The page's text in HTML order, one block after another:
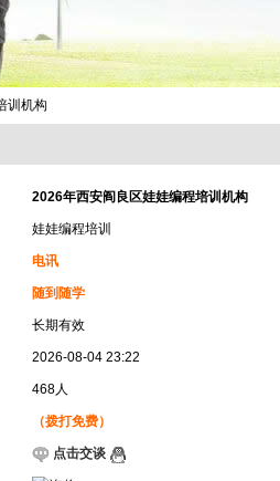
训机构
2026年西安阎良区娃娃编程培训机构
娃娃编程培训
电讯
随到随学
长期有效
2026-08-04 23:22
468人
（拨打免费）
点击交谈